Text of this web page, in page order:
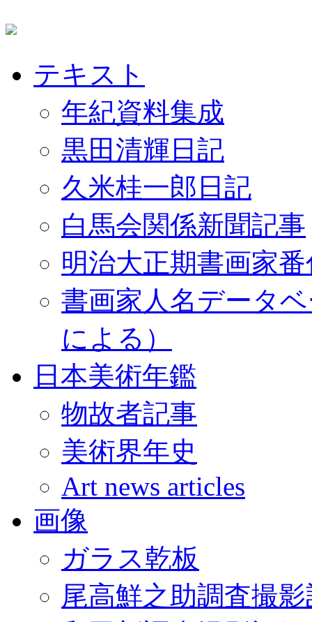
テキスト
年紀資料集成
黒田清輝日記
久米桂一郎日記
白馬会関係新聞記事
明治大正期書画家
書画家人名データ
による）
日本美術年鑑
物故者記事
美術界年史
Art news articles
画像
ガラス乾板
尾高鮮之助調査撮